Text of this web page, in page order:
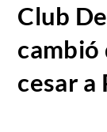
Club
cesar a